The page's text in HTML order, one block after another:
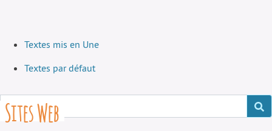
Textes mis en Une
Textes par défaut
Sites Web